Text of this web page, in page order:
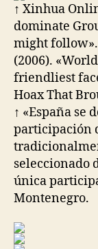
↑ Xinhua
dominate
might
(2006).
friendliest
Hoax That
↑ «España se
participación
seleccionado
única
Montenegro.